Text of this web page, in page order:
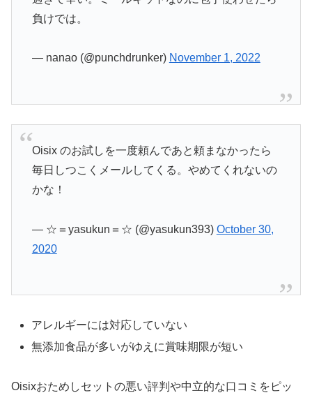
負けでは。
— nanao (@punchdrunker) November 1, 2022
Oisix のお試しを一度頼んであと頼まなかったら
毎日しつこくメールしてくる。やめてくれないの
かな！
— ☆＝yasukun＝☆ (@yasukun393) October 30,
2020
アレルギーには対応していない
無添加食品が多いがゆえに賞味期限が短い
Oisixおためしセットの悪い評判や中立的な口コミをピッ